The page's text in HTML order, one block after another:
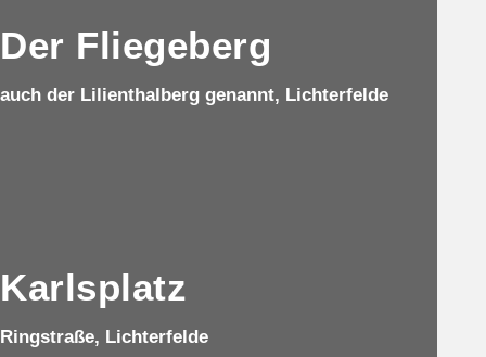
Der Fliegeberg
auch der Lilienthalberg genannt, Lichterfelde
Karlsplatz
Ringstraße, Lichterfelde